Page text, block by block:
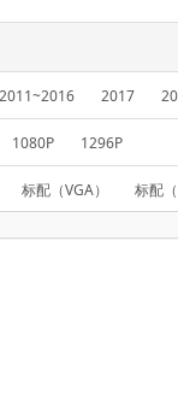
2011~2016 2017
1080P 1296P
标配（VGA） 标配